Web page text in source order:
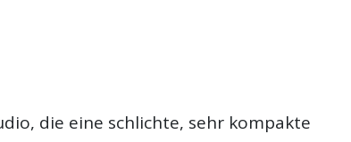
die eine schlichte, sehr kompakte